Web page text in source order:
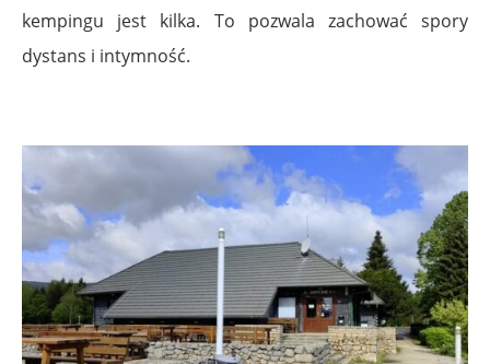
kempingu jest kilka. To pozwala zachować spory
dystans i intymność.